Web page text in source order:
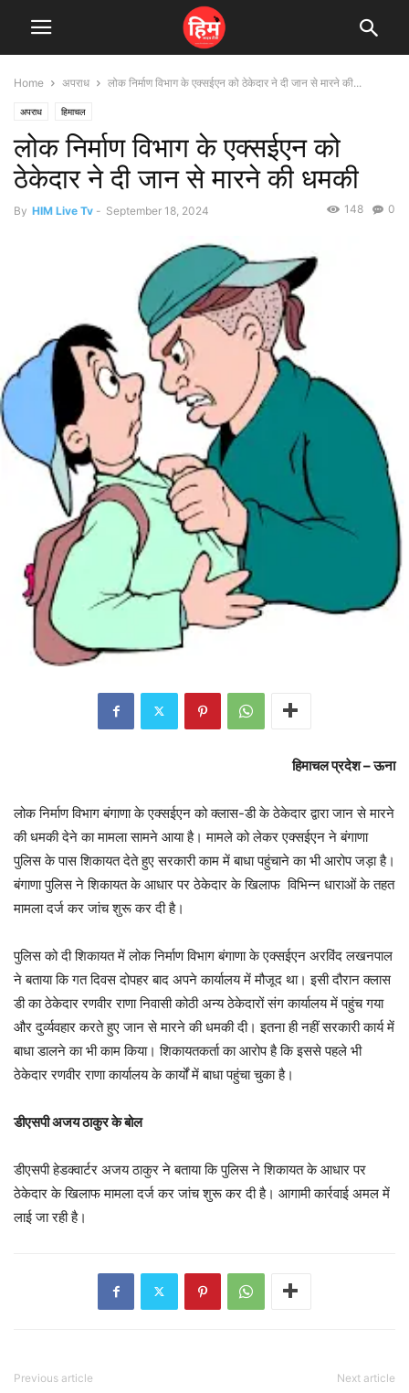
Home अपराध लोक निर्माण विभाग के एक्सईएन को ठेकेदार ने दी जान से मारने की...
अपराध हिमाचल
लोक निर्माण विभाग के एक्सईएन को
ठेकेदार ने दी जान से मारने की धमकी
By HIM Live Tv - September 18, 2024 0
148
हिमाचल प्रदेश – ऊना
लोक निर्माण विभाग बंगाणा के एक्सईएन को क्लास-डी के ठेकेदार द्वारा जान से मारने
की धमकी देने का मामला सामने आया है। मामले को लेकर एक्सईएन ने बंगाणा
पुलिस के पास शिकायत देते हुए सरकारी काम में बाधा पहुंचाने का भी आरोप जड़ा है।
बंगाणा पुलिस ने शिकायत के आधार पर ठेकेदार के खिलाफ विभिन्न धाराओं के तहत
मामला दर्ज कर जांच शुरू कर दी है।
पुलिस को दी शिकायत में लोक निर्माण विभाग बंगाणा के एक्सईएन अरविंद लखनपाल
ने बताया कि गत दिवस दोपहर बाद अपने कार्यालय में मौजूद था। इसी दौरान क्लास
डी का ठेकेदार रणवीर राणा निवासी कोठी अन्य ठेकेदारों संग कार्यालय में पहुंच गया
और दुर्व्यवहार करते हुए जान से मारने की धमकी दी। इतना ही नहीं सरकारी कार्य में
बाधा डालने का भी काम किया। शिकायतकर्ता का आरोप है कि इससे पहले भी
ठेकेदार रणवीर राणा कार्यालय के कार्यों में बाधा पहुंचा चुका है।
डीएसपी अजय ठाकुर के बोल
डीएसपी हेडक्वार्टर अजय ठाकुर ने बताया कि पुलिस ने शिकायत के आधार पर
ठेकेदार के खिलाफ मामला दर्ज कर जांच शुरू कर दी है। आगामी कार्रवाई अमल में
लाई जा रही है।
Previous article Next article